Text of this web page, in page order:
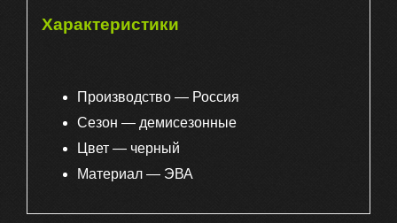
Характеристики
Производство — Россия
Сезон — демисезонные
Цвет — черный
Материал — ЭВА